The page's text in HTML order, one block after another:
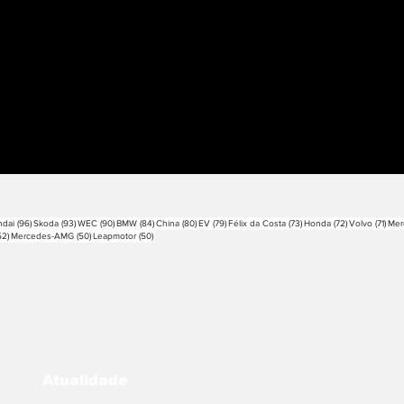
(96)96 posts
Skoda (93)93 posts
WEC (90)90 posts
BMW (84)84 posts
China (80)80 posts
EV (79)79 posts
Félix da Costa (73)73 posts
Honda (72)72 posts
Volvo (71)71
52 posts
Mercedes-AMG (50)50 posts
Leapmotor (50)50 posts